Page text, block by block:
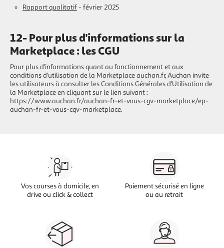
Rapport qualitatif- février 2025
12- Pour plus d'informations sur la
Marketplace : les CGU
Pour plus d'informations quant au fonctionnement et aux
conditions d'utilisation de la Marketplace auchan.fr, Auchan invite
les utilisateurs à consulter les Conditions Générales d'Utilisation de
la Marketplace en cliquant sur le lien suivant :
https://www.auchan.fr/auchan-fr-et-vous-cgv-marketplace/ep-
auchan-fr-et-vous-cgv-marketplace.
Vos courses à domicile, en
drive ou click & collect
Paiement sécurisé en ligne
ou au retrait